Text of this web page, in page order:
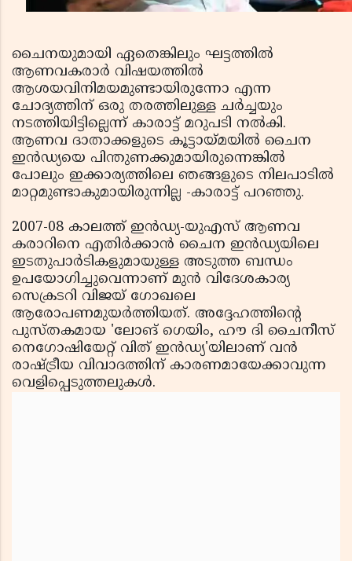
ചൈനയുമായി ഏതെങ്കിലും ഘട്ടത്തില്‍
ആണവകരാര്‍ വിഷയത്തില്‍
ആശയവിനിമയമുണ്ടായിരുന്നോ എന്ന
ചോദ്യത്തിന് ഒരു തരത്തിലുള്ള ചര്‍ച്ചയും
നടത്തിയിട്ടില്ലെന്ന് കാരാട്ട് മറുപടി നല്‍കി.
ആണവ ദാതാക്കളുടെ കൂട്ടായ്മയില്‍ ചൈന
ഇന്‍ഡ്യയെ പിന്തുണക്കുമായിരുന്നെങ്കില്‍
പോലും ഇക്കാര്യത്തിലെ ഞങ്ങളുടെ നിലപാടില്‍
മാറ്റമുണ്ടാകുമായിരുന്നില്ല -കാരാട്ട് പറഞ്ഞു.
2007-08 കാലത്ത് ഇന്‍ഡ്യ-യുഎസ് ആണവ
കരാറിനെ എതിര്‍ക്കാന്‍ ചൈന ഇന്‍ഡ്യയിലെ
ഇടതുപാര്‍ടികളുമായുള്ള അടുത്ത ബന്ധം
ഉപയോഗിച്ചുവെന്നാണ് മുന്‍ വിദേശകാര്യ
സെക്രടറി വിജയ് ഗോഖലെ
ആരോപണമുയര്‍ത്തിയത്. അദ്ദേഹത്തിന്റെ
പുസ്തകമായ 'ലോങ് ഗെയിം, ഹൗ ദി ചൈനീസ്
നെഗോഷിയേറ്റ് വിത് ഇന്‍ഡ്യ'യിലാണ് വന്‍
രാഷ്ട്രീയ വിവാദത്തിന് കാരണമായേക്കാവുന്ന
വെളിപ്പെടുത്തലുകള്‍.